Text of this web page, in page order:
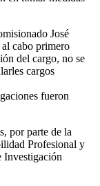
José
cabo primero
del cargo, no se
cargos
fueron
por parte de la
Profesional y
Investigación